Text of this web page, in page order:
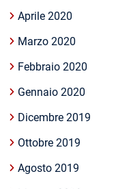
Aprile 2020
Marzo 2020
Febbraio 2020
Gennaio 2020
Dicembre 2019
Ottobre 2019
Agosto 2019